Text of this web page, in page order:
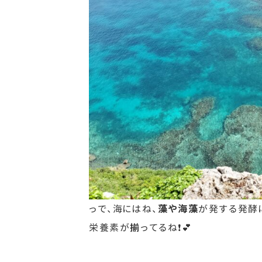
っで、海にはね、 藻や海藻が発する発酵
栄養素が揃ってるね❗💕